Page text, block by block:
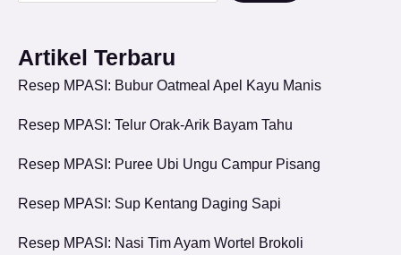
Artikel Terbaru
Resep MPASI: Bubur Oatmeal Apel Kayu Manis
Resep MPASI: Telur Orak-Arik Bayam Tahu
Resep MPASI: Puree Ubi Ungu Campur Pisang
Resep MPASI: Sup Kentang Daging Sapi
Resep MPASI: Nasi Tim Ayam Wortel Brokoli